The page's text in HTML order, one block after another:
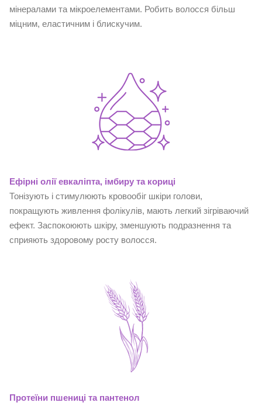
мінералами та мікроелементами. Робить волосся більш
міцним, еластичним і блискучим.
Ефірні олії евкаліпта, імбиру та кориці
Тонізують і стимулюють кровообіг шкіри голови,
покращують живлення фолікулів, мають легкий зігріваючий
ефект. Заспокоюють шкіру, зменшують подразнення та
сприяють здоровому росту волосся.
Протеїни пшениці та пантенол